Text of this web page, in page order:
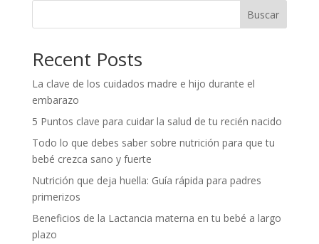
Buscar
Recent Posts
La clave de los cuidados madre e hijo durante el
embarazo
5 Puntos clave para cuidar la salud de tu recién nacido
Todo lo que debes saber sobre nutrición para que tu
bebé crezca sano y fuerte
Nutrición que deja huella: Guía rápida para padres
primerizos
Beneficios de la Lactancia materna en tu bebé a largo
plazo